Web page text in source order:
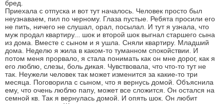
бред.
Приехала с отпуска и вот тут началось. Человек просто был
неузнаваем, пил по черному. Глаза пустые. Ребята просили его
не пить, ничего не слушал, орал, посылал. И тут я узнала, что
муж продал квартиру... шок и второй шок выгнал старшего сына
из дома. Вместе с сыном и я ушла. Сняли квартиру. Младший
дома. Неделю я жила в каком-то туманном спокойствии. И
потом меня прорвало, я стала понимать как он мне дорог, как я
его люблю, слезы, боль дикая. Чувствовала, что что-то тут не
так. Неужели человек так может изменится за какие-то три
месяца. Поговорила с сыном, что я вернусь домой. Объяснила
ему, что очень люблю папу, может все сложится. Он остался на
семной кв. Так я вернулась домой. И опять шок. Он любит